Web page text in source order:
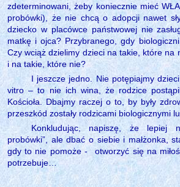
zdeterminowani, żeby koniecznie mieć
probówki), że nie chcą o adopcji nawet
dziecko w placówce państwowej nie
matkę i ojca? Przybranego, gdy
Czy wciąż dzielimy dzieci na takie, które na
i na takie, które nie?
I jeszcze jedno. Nie potępiajmy
vitro – to nie ich wina, że rodzice
Kościoła. Dbajmy raczej o to, by były
przeszkód zostały rodzicami biologicznymi
Konkludując, napiszę, że lepiej
probówki”, ale dbać o siebie i małżonka,
gdy to nie pomoże -
otworzyć się na
potrzebuje…